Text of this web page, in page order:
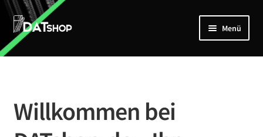
Zur
Navigation
springen
Zum
Inhalt
springen
Menü
Home
Mein Account
Willkommen bei